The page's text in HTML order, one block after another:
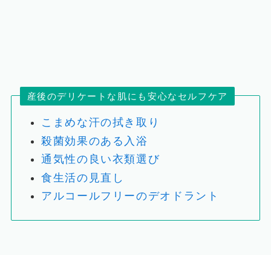
産後のデリケートな肌にも安心なセルフケア
こまめな汗の拭き取り
殺菌効果のある入浴
通気性の良い衣類選び
食生活の見直し
アルコールフリーのデオドラント